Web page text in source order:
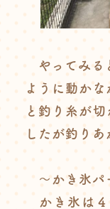
やってみる
ように動か
と釣り糸が
したが釣りあ
～かき氷パ
かき氷は４